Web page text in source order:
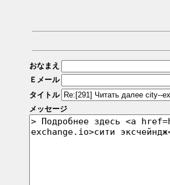
おなまえ
Ｅメール
タイトル
メッセージ